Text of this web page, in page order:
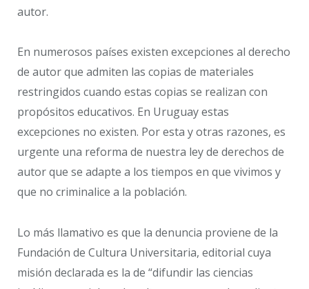
autor.
En numerosos países existen excepciones al derecho
de autor que admiten las copias de materiales
restringidos cuando estas copias se realizan con
propósitos educativos. En Uruguay estas
excepciones no existen. Por esta y otras razones, es
urgente una reforma de nuestra ley de derechos de
autor que se adapte a los tiempos en que vivimos y
que no criminalice a la población.
Lo más llamativo es que la denuncia proviene de la
Fundación de Cultura Universitaria, editorial cuya
misión declarada es la de “difundir las ciencias